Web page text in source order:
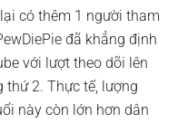
có thêm 1 người tham
đã khẳng định
với lượt theo dõi lên
thứ 2. Thực tế, lượng
này còn lớn hơn dân